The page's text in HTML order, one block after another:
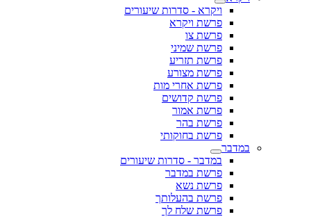
ויקרא - סדרות שיעורים
פרשת ויקרא
פרשת צו
פרשת שמיני
פרשת תזריע
פרשת מצורע
פרשת אחרי מות
פרשת קדושים
פרשת אמור
פרשת בהר
פרשת בחוקותי
במדבר
במדבר - סדרות שיעורים
פרשת במדבר
פרשת נשא
פרשת בהעלותך
פרשת שלח לך